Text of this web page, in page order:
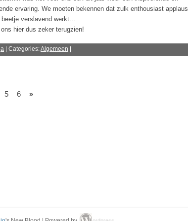
ervaring. We moeten bekennen dat zulk enthousiast applaus
beetje verslavend werkt…
hier dus zeker terugzien!
| Categories:Algemeen
5 6 »